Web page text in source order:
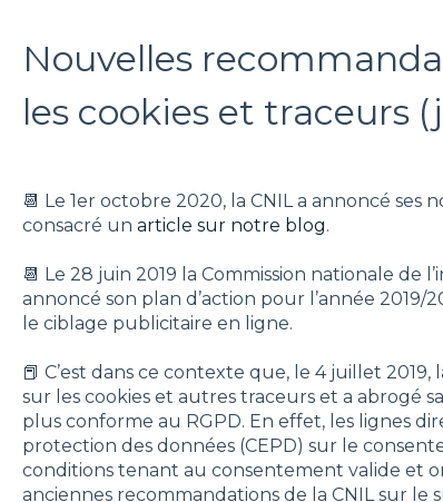
Nouvelles
les cookies et traceurs
📆 Le 1er octobre 2020, la CNIL a annoncé
consacré un article sur notre blog.
📆 Le 28 juin 2019 la Commission nationale de
annoncé son plan d’action pour l’année
le ciblage publicitaire en ligne.
📕 C’est dans ce contexte que, le 4 juillet
sur les cookies et autres traceurs et a abrogé
plus conforme au RGPD. En effet, les lignes
protection des données (CEPD) sur le
conditions tenant au consentement valide et
anciennes recommandations de la CNIL sur le